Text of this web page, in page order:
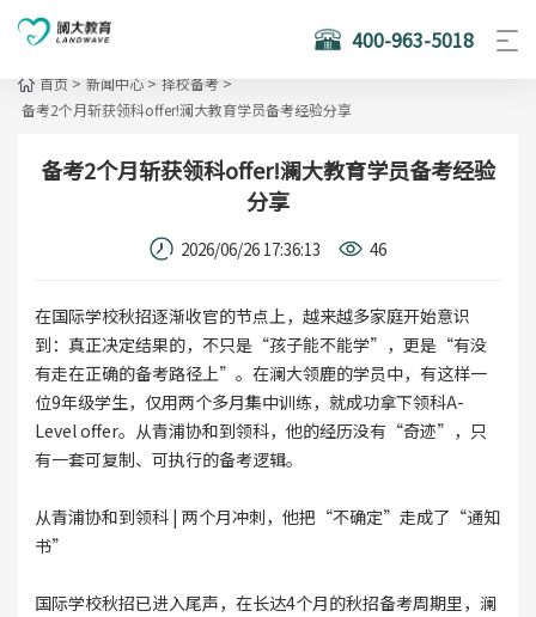
400-963-5018
首页 > 新闻中心 > 择校备考 >
备考2个月斩获领科offer!澜大教育学员备考经验分享
备考2个月斩获领科offer!澜大教育学员备考经验
分享
2026/06/26 17:36:13 46
在国际学校秋招逐渐收官的节点上，越来越多家庭开始意识
到：真正决定结果的，不只是“孩子能不能学”，更是“有没
有走在正确的备考路径上”。在澜大领鹿的学员中，有这样一
位9年级学生，仅用两个多月集中训练，就成功拿下领科A-
Level offer。从青浦协和到领科，他的经历没有“奇迹”，只
有一套可复制、可执行的备考逻辑。
从青浦协和到领科 | 两个月冲刺，他把“不确定”走成了“通知
书”
国际学校秋招已进入尾声，在长达4个月的秋招备考周期里，澜